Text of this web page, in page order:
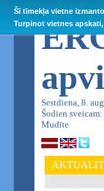
Šī tīmekļa vietne
Turpinot vietnes
Sestdiena, 8.
Šodien
Mudīte